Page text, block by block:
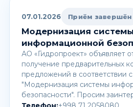
07.01.2026 Приём завершён
Модернизация системы
информационной
АО «Гидропроект» объявляет
получение предварительных
предложений в соответствии с
"Модернизация системы
безопасности". Просим